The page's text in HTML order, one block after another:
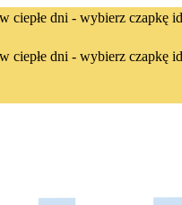
ciepłe dni - wybierz czapkę
ciepłe dni - wybierz czapkę